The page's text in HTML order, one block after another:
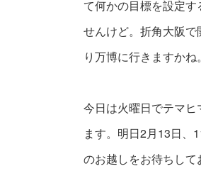
て何かの目標を設定す
せんけど。折角大阪
り万博に行きますかね。
今日は火曜日でテマ
ます。明日2月13日、
のお越しをお待ちして